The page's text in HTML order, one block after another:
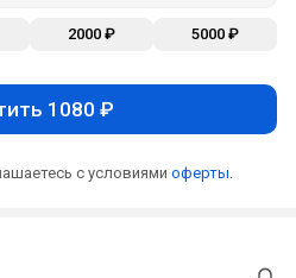
2000 ₽ 5000 ₽
1080 ₽
с условиями оферты.